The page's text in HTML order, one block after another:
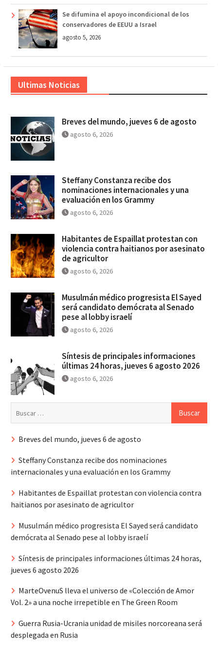
Se difumina el apoyo incondicional de los
conservadores de EEUU a Israel
agosto 5, 2026
Ultimas Noticias
Breves del mundo, jueves 6 de agosto
agosto 6, 2026
Steffany Constanza recibe dos
nominaciones internacionales y una
evaluación en los Grammy
agosto 6, 2026
Habitantes de Espaillat protestan con
violencia contra haitianos por asesinato
de agricultor
agosto 6, 2026
Musulmán médico progresista El Sayed
será candidato demócrata al Senado
pese al lobby israelí
agosto 6, 2026
Síntesis de principales informaciones
últimas 24 horas, jueves 6 agosto 2026
agosto 6, 2026
Breves del mundo, jueves 6 de agosto
Steffany Constanza recibe dos nominaciones
internacionales y una evaluación en los Grammy
Habitantes de Espaillat protestan con violencia contra
haitianos por asesinato de agricultor
Musulmán médico progresista El Sayed será candidato
demócrata al Senado pese al lobby israelí
Síntesis de principales informaciones últimas 24 horas,
jueves 6 agosto 2026
MarteOvenuS lleva el universo de «Colección de Amor
Vol. 2» a una noche irrepetible en The Green Room
Guerra Rusia-Ucrania unidad de misiles norcoreana será
desplegada en Rusia